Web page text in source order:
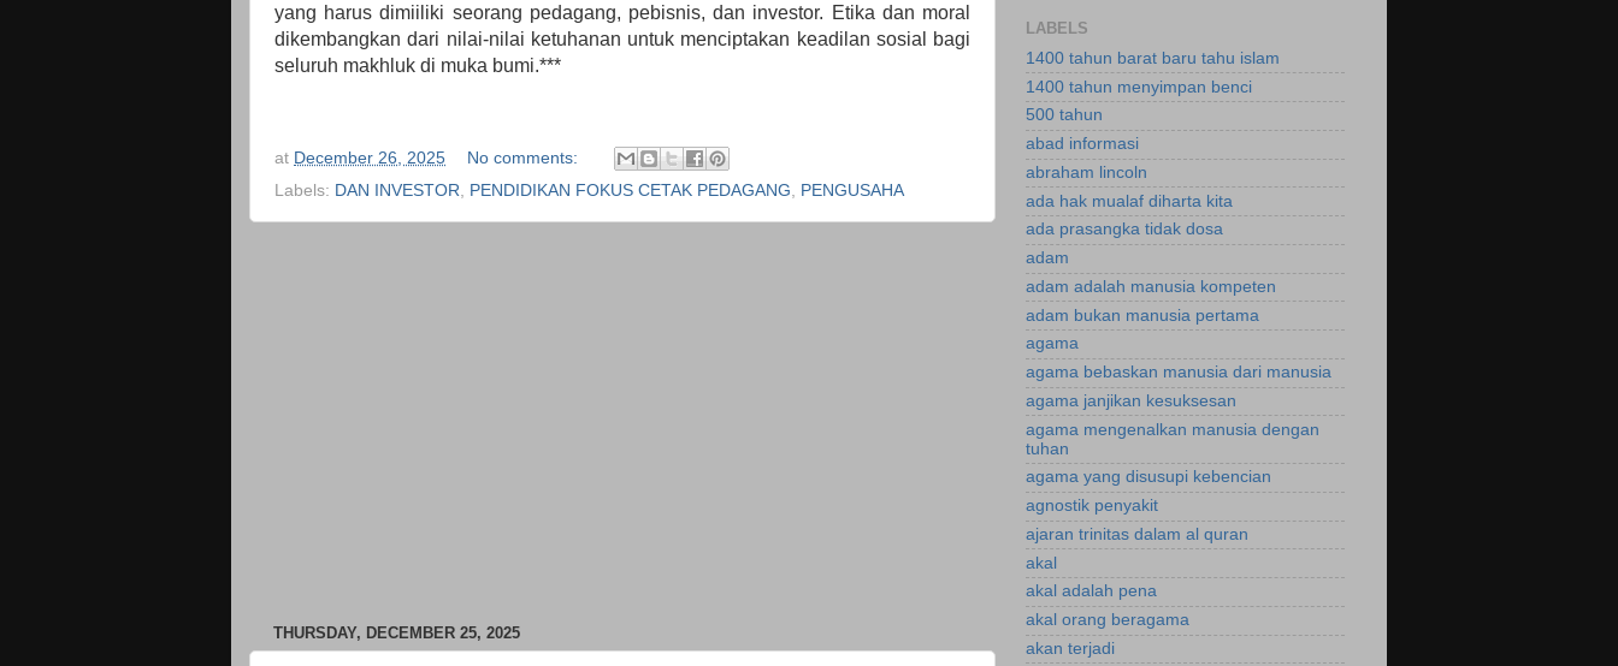
yang harus dimiiliki seorang pedagang, pebisnis, dan investor. Etika dan moral
dikembangkan dari nilai-nilai ketuhanan untuk menciptakan keadilan sosial bagi
seluruh makhluk di muka bumi.***
at December 26, 2025
No comments:
Labels: DAN INVESTOR, PENDIDIKAN FOKUS CETAK PEDAGANG, PENGUSAHA
THURSDAY, DECEMBER 25, 2025
LABELS
1400 tahun barat baru tahu islam
1400 tahun menyimpan benci
500 tahun
abad informasi
abraham lincoln
ada hak mualaf diharta kita
ada prasangka tidak dosa
adam
adam adalah manusia kompeten
adam bukan manusia pertama
agama
agama bebaskan manusia dari manusia
agama janjikan kesuksesan
agama mengenalkan manusia dengan
tuhan
agama yang disusupi kebencian
agnostik penyakit
ajaran trinitas dalam al quran
akal
akal adalah pena
akal orang beragama
akan terjadi